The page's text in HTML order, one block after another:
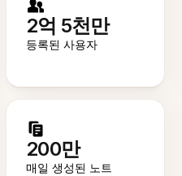
2억 5천만
등록된 사용자
200만
매일 생성된 노트